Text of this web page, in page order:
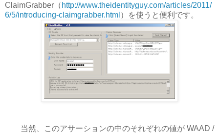
ClaimGrabber（ http://www.theidentityguy.com/articles/2011/
6/5/introducing-claimgrabber.html ）を使うと便利です。
当然、このアサーションの中のそれぞれの値が WAAD /